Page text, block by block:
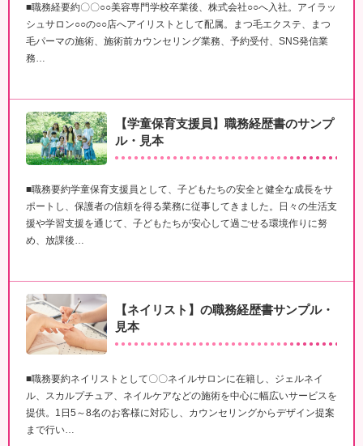
■職務経要約〇〇○○美容専門学校卒業後、株式会社○○へ入社。アイラッ
シュサロン○○の○○店へアイリストとして配属。まつ毛エクステ、まつ
毛パーマの施術、施術前カウンセリング業務、予約受付、SNS発信業
務…
【学童保育支援員】職務経歴書のサンプ
ル・見本
■職務要約学童保育支援員として、子どもたちの安全と健全な成長をサ
ポートし、保護者の信頼を得る業務に従事してきました。日々の生活支
援や学習支援を通じて、子どもたちが安心して過ごせる環境作りに努
め、放課後…
【ネイリスト】の職務経歴書サンプル・
見本
■職務要約ネイリストとして〇〇ネイルサロンに在籍し、ジェルネイ
ル、スカルプチュア、ネイルケアなどの施術を中心に幅広いサービスを
提供。1日5～8名のお客様に対応し、カウンセリングからデザイン提案
まで行い…